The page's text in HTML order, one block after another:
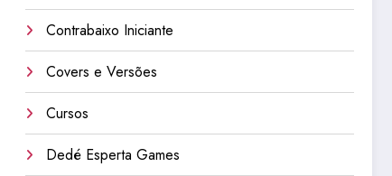
Contrabaixo Iniciante
Covers e Versões
Cursos
Dedé Esperta Games